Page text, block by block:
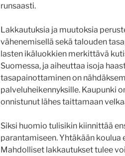
runsaasti.
Lakkautuksia ja muutoksia
vähenemisellä sekä talouden
lasten ikäluokkien merkittävä
Suomessa, ja aiheuttaa isoja
tasapainottaminen on
palveluheikennyksille. Kaupunki
onnistunut lähes taittamaan
Siksi huomio tulisikin kiinnittää
parantamiseen. Yhtäkään
Mahdolliset lakkautukset tulee